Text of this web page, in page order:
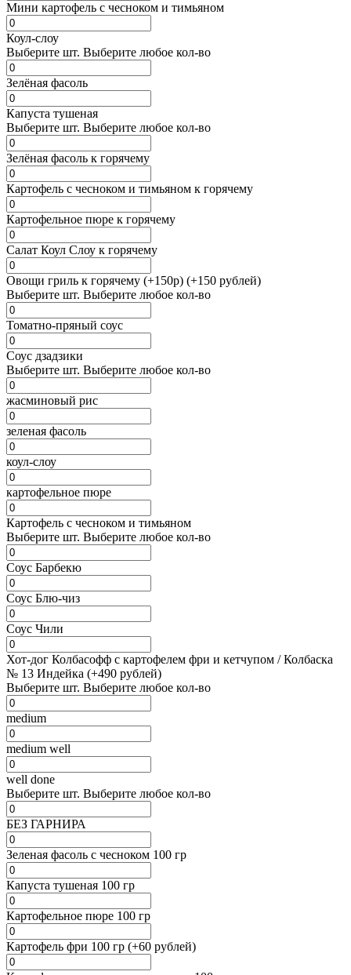
Мини картофель с чесноком и тимьяном
Коул-слоу
Выберите шт. Выберите любое кол-во
Зелёная фасоль
Капуста тушеная
Выберите шт. Выберите любое кол-во
Зелёная фасоль к горячему
Картофель с чесноком и тимьяном к горячему
Картофельное пюре к горячему
Салат Коул Слоу к горячему
Овощи гриль к горячему (+150р) (+150 рублей)
Выберите шт. Выберите любое кол-во
Томатно-пряный соус
Соус дзадзики
Выберите шт. Выберите любое кол-во
жасминовый рис
зеленая фасоль
коул-слоу
картофельное пюре
Картофель с чесноком и тимьяном
Выберите шт. Выберите любое кол-во
Соус Барбекю
Соус Блю-чиз
Соус Чили
Хот-дог Колбасофф с картофелем фри и кетчупом / Колбаска
№ 13 Индейка (+490 рублей)
Выберите шт. Выберите любое кол-во
medium
medium well
well done
Выберите шт. Выберите любое кол-во
БЕЗ ГАРНИРА
Зеленая фасоль с чесноком 100 гр
Капуста тушеная 100 гр
Картофельное пюре 100 гр
Картофель фри 100 гр (+60 рублей)